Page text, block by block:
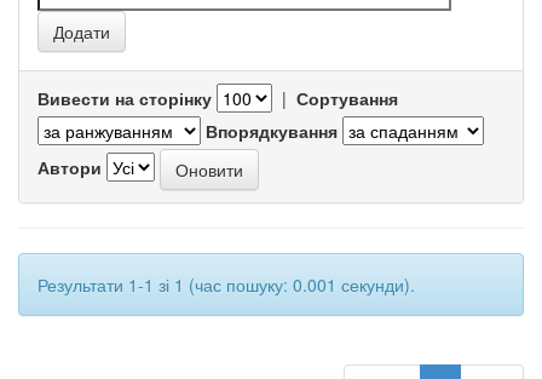
Вивести на сторінку | Сортування
Впорядкування
Автори
Результати 1-1 зі 1 (час пошуку: 0.001 секунди).